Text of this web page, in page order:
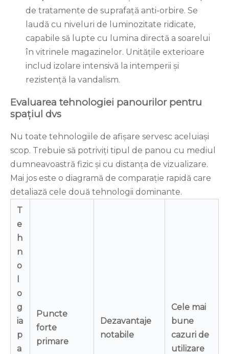
de tratamente de suprafață anti-orbire. Se
laudă cu niveluri de luminozitate ridicate,
capabile să lupte cu lumina directă a soarelui
în vitrinele magazinelor. Unitățile exterioare
includ izolare intensivă la intemperii și
rezistență la vandalism.
Evaluarea tehnologiei panourilor pentru
spațiul dvs
Nu toate tehnologiile de afișare servesc aceluiași
scop. Trebuie să potriviți tipul de panou cu mediul
dumneavoastră fizic și cu distanța de vizualizare.
Mai jos este o diagramă de comparație rapidă care
detaliază cele două tehnologii dominante.
T
e
h
n
o
o
g
ia
p
a
Puncte
forte
primare
Dezavantaje
notabile
Cele mai
bune
cazuri de
utilizare